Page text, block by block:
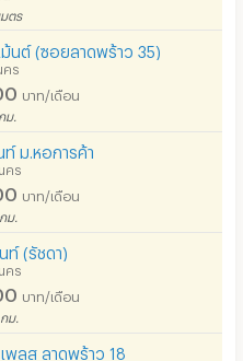
มตร
นต์ (ซอยลาดพร้าว 35)
คร
บาท/เดือน
ม.
ม.หอการค้า
คร
บาท/เดือน
ม.
ท์ (รัชดา)
คร
บาท/เดือน
ม.
พลส ลาดพร้าว 18